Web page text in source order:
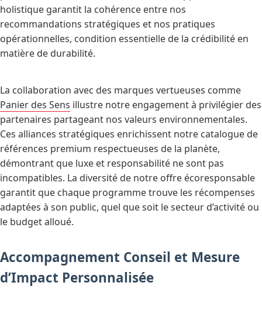
holistique garantit la cohérence entre nos
recommandations stratégiques et nos pratiques
opérationnelles, condition essentielle de la crédibilité en
matière de durabilité.
La collaboration avec des marques vertueuses comme
Panier des Sens illustre notre engagement à privilégier des
partenaires partageant nos valeurs environnementales.
Ces alliances stratégiques enrichissent notre catalogue de
références premium respectueuses de la planète,
démontrant que luxe et responsabilité ne sont pas
incompatibles. La diversité de notre offre écoresponsable
garantit que chaque programme trouve les récompenses
adaptées à son public, quel que soit le secteur d’activité ou
le budget alloué.
Accompagnement Conseil et Mesure
d’Impact Personnalisée